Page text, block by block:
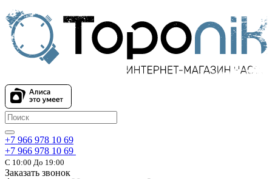
+7 966 978 10 69
+7 966 978 10 69
С 10:00 До 19:00
Заказать звонок